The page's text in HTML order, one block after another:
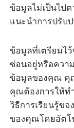
ข้อมูลไม่เป็นไป
แนะนำการปรับป
ข้อมูลที่เตรียมไ
ซ่อนอยู่หรือควา
ข้อมูลของคุณ คุ
คุณต้องการให้ท
วิธีการเรียนรู้ขอ
ของคุณโดยอัตโ